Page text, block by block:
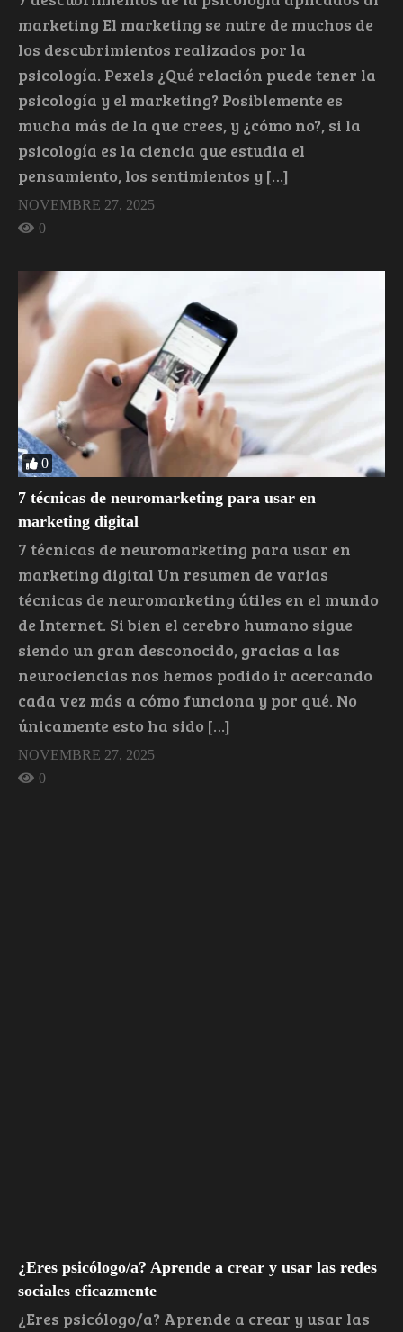
marketing El marketing se nutre de muchos de
los descubrimientos realizados por la
psicología. Pexels ¿Qué relación puede tener la
psicología y el marketing? Posiblemente es
mucha más de la que crees, y ¿cómo no?, si la
psicología es la ciencia que estudia el
pensamiento, los sentimientos y […]
NOVEMBRE 27, 2025
0
0
7 técnicas de neuromarketing para usar en
marketing digital
7 técnicas de neuromarketing para usar en
marketing digital Un resumen de varias
técnicas de neuromarketing útiles en el mundo
de Internet. Si bien el cerebro humano sigue
siendo un gran desconocido, gracias a las
neurociencias nos hemos podido ir acercando
cada vez más a cómo funciona y por qué. No
únicamente esto ha sido […]
NOVEMBRE 27, 2025
0
¿Eres psicólogo/a? Aprende a crear y usar las redes
sociales eficazmente
¿Eres psicólogo/a? Aprende a crear y usar las